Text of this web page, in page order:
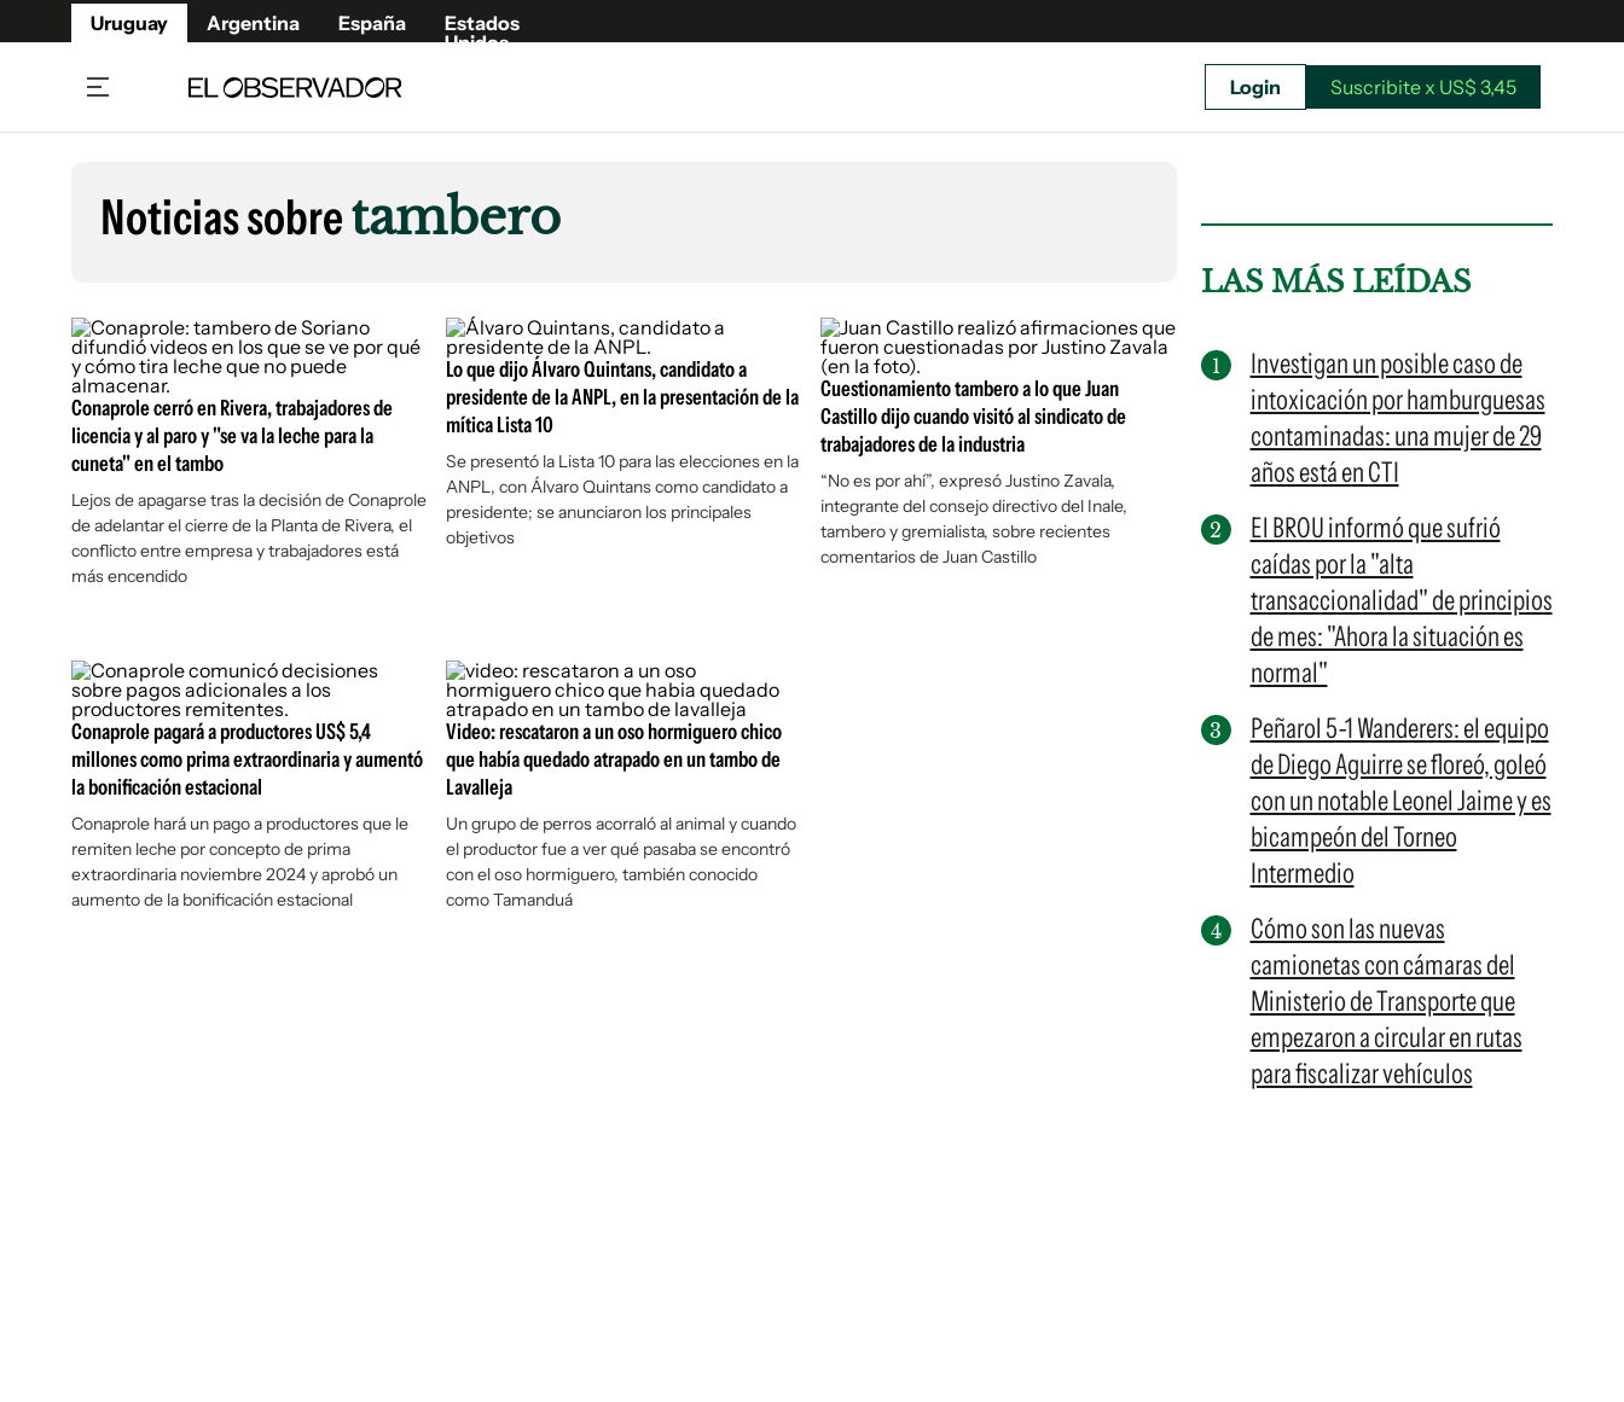
Uruguay Argentina España
Estados
Unidos
Beneficios Member
Café y Negocios
Economía y Empresas
Agro
Brand Studio
Cultura y Espectáculos
Fúnebres
Publicaciones
Newsletters
Argentina
Estados Unidos
Suscribite x US$ 3,45
Login Suscribite x US$ 3,45
Noticias sobretambero
Conaprole cerró en Rivera, trabajadores de
licencia y al paro y "se va la leche para la
cuneta" en el tambo
Lejos de apagarse tras la decisión de Conaprole
de adelantar el cierre de la Planta de Rivera, el
conflicto entre empresa y trabajadores está
más encendido
Lo que dijo Álvaro Quintans, candidato a
presidente de la ANPL, en la presentación de la
mítica Lista 10
Se presentó la Lista 10 para las elecciones en la
ANPL, con Álvaro Quintans como candidato a
presidente; se anunciaron los principales
objetivos
Cuestionamiento tambero a lo que Juan
Castillo dijo cuando visitó al sindicato de
trabajadores de la industria
“No es por ahí”, expresó Justino Zavala,
integrante del consejo directivo del Inale,
tambero y gremialista, sobre recientes
comentarios de Juan Castillo
Conaprole pagará a productores US$ 5,4
millones como prima extraordinaria y aumentó
la bonificación estacional
Conaprole hará un pago a productores que le
remiten leche por concepto de prima
extraordinaria noviembre 2024 y aprobó un
aumento de la bonificación estacional
Video: rescataron a un oso hormiguero chico
que había quedado atrapado en un tambo de
Lavalleja
Un grupo de perros acorraló al animal y cuando
el productor fue a ver qué pasaba se encontró
con el oso hormiguero, también conocido
como Tamanduá
LAS MÁS LEÍDAS
Investigan un posible caso de
intoxicación por hamburguesas
contaminadas: una mujer de 29
años está en CTI
El BROU informó que sufrió
caídas por la "alta
transaccionalidad" de principios
de mes: "Ahora la situación es
normal"
Peñarol 5-1 Wanderers: el equipo
de Diego Aguirre se floreó, goleó
con un notable Leonel Jaime y es
bicampeón del Torneo
Intermedio
Cómo son las nuevas
camionetas con cámaras del
Ministerio de Transporte que
empezaron a circular en rutas
para fiscalizar vehículos